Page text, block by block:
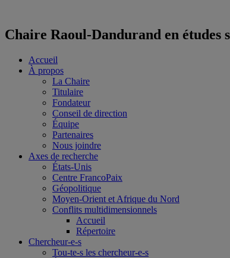
Chaire Raoul-Dandurand en études
Accueil
À propos
La Chaire
Titulaire
Fondateur
Conseil de direction
Équipe
Partenaires
Nous joindre
Axes de recherche
États-Unis
Centre FrancoPaix
Géopolitique
Moyen-Orient et Afrique du Nord
Conflits multidimensionnels
Accueil
Répertoire
Chercheur-e-s
Tou-te-s les chercheur-e-s